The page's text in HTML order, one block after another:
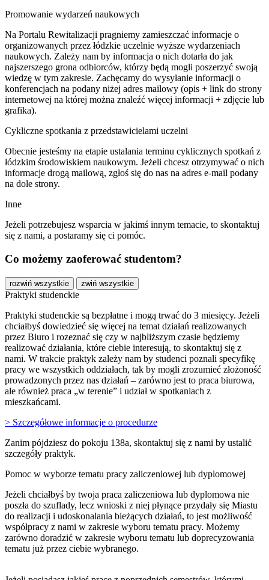
Promowanie wydarzeń naukowych
Na Portalu Rewitalizacji pragniemy zamieszczać informacje o
organizowanych przez łódzkie uczelnie wyższe wydarzeniach
naukowych. Zależy nam by informacja o nich dotarła do jak
najszerszego grona odbiorców, którzy będą mogli poszerzyć swoją
wiedzę w tym zakresie. Zachęcamy do wysyłanie informacji o
konferencjach na podany niżej adres mailowy (opis + link do strony
internetowej na której można znaleźć więcej informacji + zdjęcie lub
grafika).
Cykliczne spotkania z przedstawicielami uczelni
Obecnie jesteśmy na etapie ustalania terminu cyklicznych spotkań z
łódzkim środowiskiem naukowym. Jeżeli chcesz otrzymywać o nich
informacje drogą mailową, zgłoś się do nas na adres e-mail podany
na dole strony.
Inne
Jeżeli potrzebujesz wsparcia w jakimś innym temacie, to skontaktuj
się z nami, a postaramy się ci pomóc.
Co możemy zaoferować studentom?
rozwiń wszystkie zwiń wszystkie
Praktyki studenckie
Praktyki studenckie są bezpłatne i mogą trwać do 3 miesięcy. Jeżeli
chciałbyś dowiedzieć się więcej na temat działań realizowanych
przez Biuro i rozeznać się czy w najbliższym czasie będziemy
realizować działania, które ciebie interesują, to skontaktuj się z
nami. W trakcie praktyk zależy nam by studenci poznali specyfikę
pracy we wszystkich oddziałach, tak by mogli zrozumieć złożoność
prowadzonych przez nas działań – zarówno jest to praca biurowa,
ale również praca „w terenie” i udział w spotkaniach z
mieszkańcami.
> Szczegółowe informacje o procedurze
Zanim pójdziesz do pokoju 138a, skontaktuj się z nami by ustalić
szczegóły praktyk.
Pomoc w wyborze tematu pracy zaliczeniowej lub dyplomowej
Jeżeli chciałbyś by twoja praca zaliczeniowa lub dyplomowa nie
poszła do szuflady, lecz wnioski z niej płynące przydały się Miastu
do realizacji i udoskonalania bieżących działań, to jest możliwość
współpracy z nami w zakresie wyboru tematu pracy. Możemy
zarówno doradzić w zakresie wyboru tematu lub doprecyzowania
tematu już przez ciebie wybranego.